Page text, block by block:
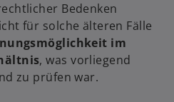
Bedenken
für solche älteren Fälle
im
, was vorliegend
zu prüfen war.